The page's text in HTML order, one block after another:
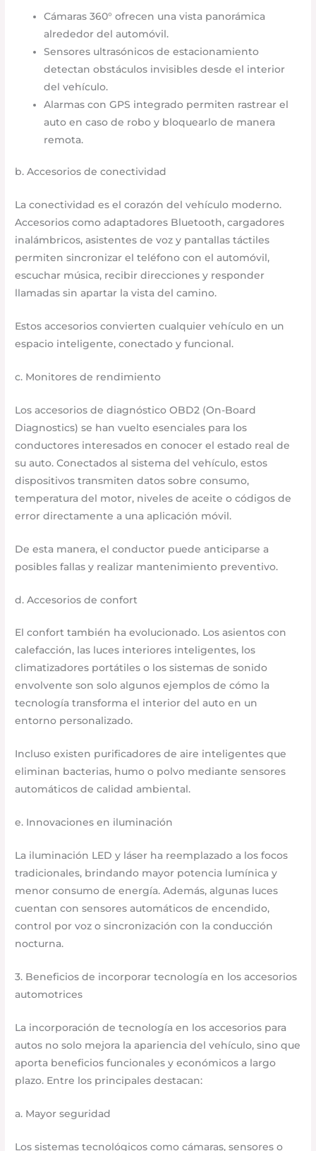
Cámaras 360° ofrecen una vista panorámica
alrededor del automóvil.
Sensores ultrasónicos de estacionamiento
detectan obstáculos invisibles desde el interior
del vehículo.
Alarmas con GPS integrado permiten rastrear el
auto en caso de robo y bloquearlo de manera
remota.
b. Accesorios de conectividad
La conectividad es el corazón del vehículo moderno.
Accesorios como adaptadores Bluetooth, cargadores
inalámbricos, asistentes de voz y pantallas táctiles
permiten sincronizar el teléfono con el automóvil,
escuchar música, recibir direcciones y responder
llamadas sin apartar la vista del camino.
Estos accesorios convierten cualquier vehículo en un
espacio inteligente, conectado y funcional.
c. Monitores de rendimiento
Los accesorios de diagnóstico OBD2 (On-Board
Diagnostics) se han vuelto esenciales para los
conductores interesados en conocer el estado real de
su auto. Conectados al sistema del vehículo, estos
dispositivos transmiten datos sobre consumo,
temperatura del motor, niveles de aceite o códigos de
error directamente a una aplicación móvil.
De esta manera, el conductor puede anticiparse a
posibles fallas y realizar mantenimiento preventivo.
d. Accesorios de confort
El confort también ha evolucionado. Los asientos con
calefacción, las luces interiores inteligentes, los
climatizadores portátiles o los sistemas de sonido
envolvente son solo algunos ejemplos de cómo la
tecnología transforma el interior del auto en un
entorno personalizado.
Incluso existen purificadores de aire inteligentes que
eliminan bacterias, humo o polvo mediante sensores
automáticos de calidad ambiental.
e. Innovaciones en iluminación
La iluminación LED y láser ha reemplazado a los focos
tradicionales, brindando mayor potencia lumínica y
menor consumo de energía. Además, algunas luces
cuentan con sensores automáticos de encendido,
control por voz o sincronización con la conducción
nocturna.
3. Beneficios de incorporar tecnología en los accesorios
automotrices
La incorporación de tecnología en los accesorios para
autos no solo mejora la apariencia del vehículo, sino que
aporta beneficios funcionales y económicos a largo
plazo. Entre los principales destacan:
a. Mayor seguridad
Los sistemas tecnológicos como cámaras, sensores o